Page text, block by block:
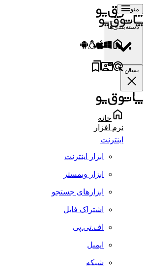
منو
دسته‌بندی‌ها
بستن
خانه
نرم افزار
اینترنت
ابزار اینترنت
ابزار وبمستر
ابزارهای جستجو
اشتراک فایل
اف.تی.پی
ایمیل
شبکه